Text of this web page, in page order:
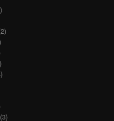
(3)